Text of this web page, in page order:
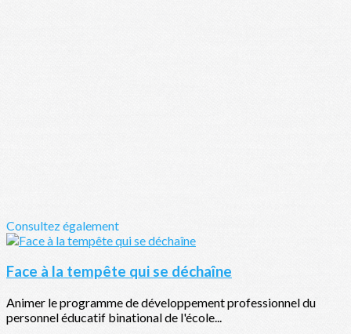
Consultez également
Face à la tempête qui se déchaîne
Animer le programme de développement professionnel du
personnel éducatif binational de l'école...